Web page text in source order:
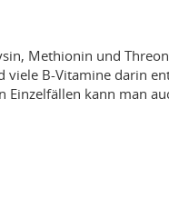
Methionin und
B-Vitamine darin
kann man